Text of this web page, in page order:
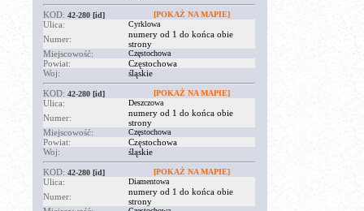
KOD: 42-280 [id] [POKAŻ NA MAPIE]
Ulica: Cyrklowa
Numer:
numery od 1 do końca obie
strony
Miejscowość:
Częstochowa
Powiat:
Częstochowa
Woj:
śląskie
KOD: 42-280 [id] [POKAŻ NA MAPIE]
Ulica: Deszczowa
Numer:
numery od 1 do końca obie
strony
Miejscowość:
Częstochowa
Powiat:
Częstochowa
Woj:
śląskie
KOD: 42-280 [id] [POKAŻ NA MAPIE]
Ulica: Diamentowa
Numer:
numery od 1 do końca obie
strony